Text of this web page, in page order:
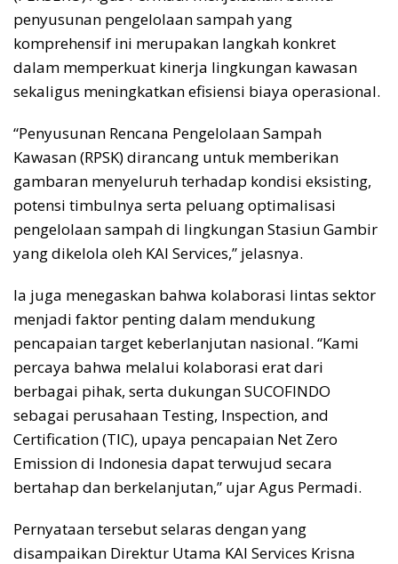
penyusunan pengelolaan sampah yang
komprehensif ini merupakan langkah konkret
dalam memperkuat kinerja lingkungan kawasan
sekaligus meningkatkan efisiensi biaya operasional.
“Penyusunan Rencana Pengelolaan Sampah
Kawasan (RPSK) dirancang untuk memberikan
gambaran menyeluruh terhadap kondisi eksisting,
potensi timbulnya serta peluang optimalisasi
pengelolaan sampah di lingkungan Stasiun Gambir
yang dikelola oleh KAI Services,” jelasnya.
Ia juga menegaskan bahwa kolaborasi lintas sektor
menjadi faktor penting dalam mendukung
pencapaian target keberlanjutan nasional. “Kami
percaya bahwa melalui kolaborasi erat dari
berbagai pihak, serta dukungan SUCOFINDO
sebagai perusahaan Testing, Inspection, and
Certification (TIC), upaya pencapaian Net Zero
Emission di Indonesia dapat terwujud secara
bertahap dan berkelanjutan,” ujar Agus Permadi.
Pernyataan tersebut selaras dengan yang
disampaikan Direktur Utama KAI Services Krisna